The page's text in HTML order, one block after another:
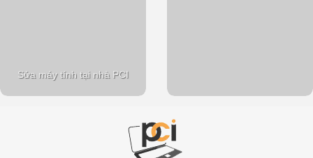
Sửa máy tính tại nhà PCI